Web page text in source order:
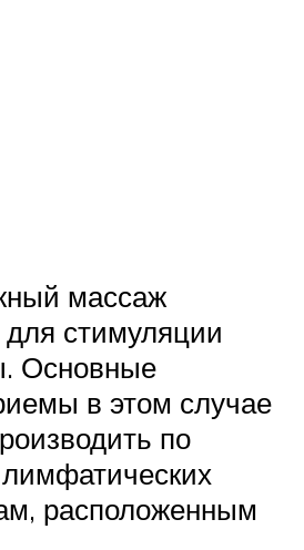
массаж
для стимуляции
Основные
в этом случае
по
расположенным